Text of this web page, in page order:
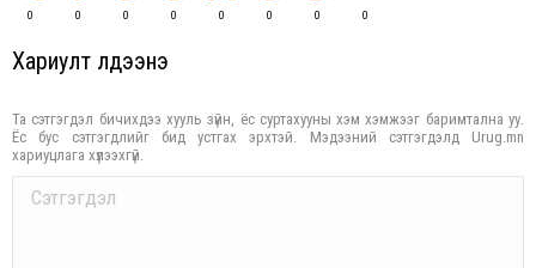
0 0 0 0 0 0 0 0
Хариулт үлдээнэ үү
Та сэтгэгдэл бичихдээ хууль зүйн, ёс суртахууны хэм хэмжээг баримтална уу.
Ёс бус сэтгэгдлийг бид устгах эрхтэй. Мэдээний сэтгэгдэлд Urug.mn
хариуцлага хүлээхгүй.
Comment